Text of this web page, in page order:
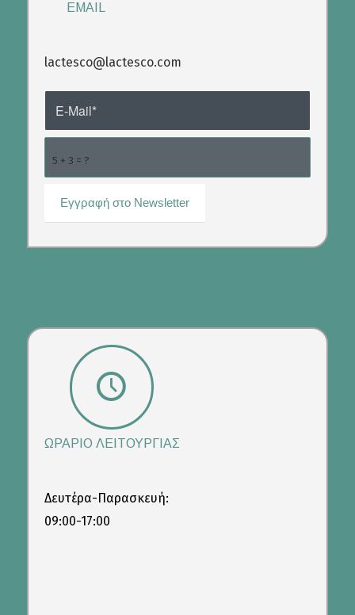
EMAIL
lactesco@lactesco.com
5 + 3 = ?
ΩΡΑΡΙΟ ΛΕΙΤΟΥΡΓΙΑΣ
Δευτέρα-Παρασκευή:
09:00-17:00